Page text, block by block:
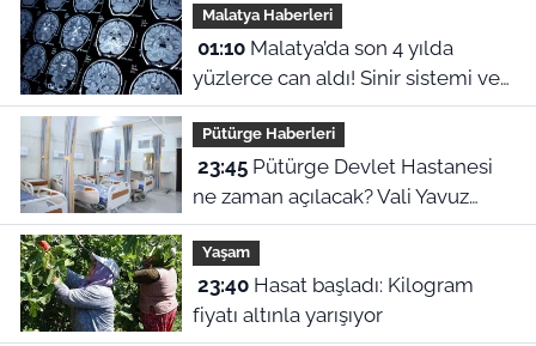
Malatya Haberleri
01:10Malatya’da son 4 yılda
yüzlerce can aldı! Sinir sistemi ve
duyu organı hastalıklarında şok
veriler
Pütürge Haberleri
23:45Pütürge Devlet Hastanesi
ne zaman açılacak? Vali Yavuz
açıkladı
Yaşam
23:40Hasat başladı: Kilogram
fiyatı altınla yarışıyor